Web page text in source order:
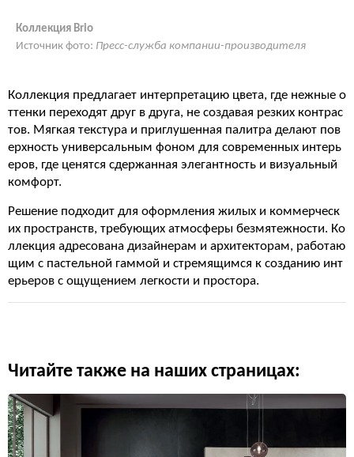
Коллекция Brio
Источник фото: Пресс-служба компании-производителя
Коллекция предлагает интерпретацию цвета, где нежные о
ттенки переходят друг в друга, не создавая резких контрас
тов. Мягкая текстура и приглушенная палитра делают пов
ерхность универсальным фоном для современных интерь
еров, где ценятся сдержанная элегантность и визуальный
комфорт.
Решение подходит для оформления жилых и коммерческ
их пространств, требующих атмосферы безмятежности. Ко
ллекция адресована дизайнерам и архитекторам, работаю
щим с пастельной гаммой и стремящимся к созданию инт
ерьеров с ощущением легкости и простора.
Читайте также на наших страницах: